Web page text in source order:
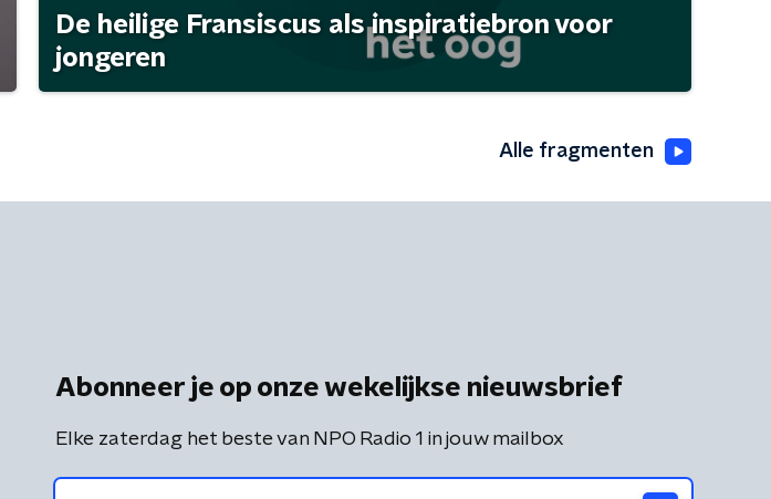
De heilige Fransiscus als inspiratiebron voor
jongeren
Alle fragmenten
Abonneer je op onze wekelijkse nieuwsbrief
Elke zaterdag het beste van NPO Radio 1 in jouw mailbox